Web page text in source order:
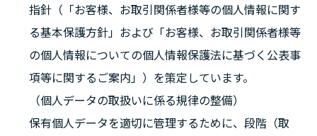
指針（「お客様、お取引関係者様等の個人情報に関す
る基本保護方針」および「お客様、お取引関係者様等
の個人情報についての個人情報保護法に基づく公表事
項等に関するご案内」）を策定しています。
（個人データの取扱いに係る規律の整備）
保有個人データを適切に管理するために、段階（取